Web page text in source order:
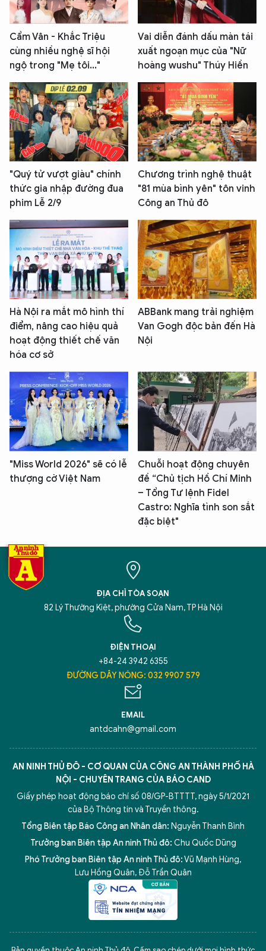
Cẩm Vân - Khắc Triệu
cùng nhiều nghệ sĩ hội
ngộ trong "Mẹ tôi..."
Vai diễn đánh dấu màn tái
xuất ngoạn mục của "Nữ
hoàng wushu" Thúy Hiền
"Quý tử vượt giàu" chính
thức gia nhập đường đua
phim Lễ 2/9
Chương trình nghệ thuật
"81 mùa bình yên" tôn vinh
Công an Thủ đô
Hà Nội ra mắt mô hình thí
điểm, nâng cao hiệu quả
hoạt động thiết chế văn
hóa cơ sở
ABBank mang trải nghiệm
Van Gogh độc bản đến Hà
Nội
"Miss World 2026" sẽ có lễ
thượng cờ Việt Nam
Chuỗi hoạt động chuyên
đề “Chủ tịch Hồ Chí Minh
– Tổng Tư lệnh Fidel
Castro: Nghĩa tình son sắt
đặc biệt"
ĐỊA CHỈ TÒA SOẠN
82 Lý Thường Kiệt, phường Cửa Nam, TP Hà Nội
ĐIỆN THOẠI
+84-24 3942 6355
ĐƯỜNG DÂY NÓNG: 032 9907 579
EMAIL
antdcahn@gmail.com
AN NINH THỦ ĐÔ - CƠ QUAN CỦA CÔNG AN THÀNH PHỐ HÀ
NỘI - CHUYÊN TRANG CỦA BÁO CAND
Giấy phép hoạt động báo chí số 08/GP-BTTTT, ngày 5/1/2021
của Bộ Thông tin và Truyền thông.
Tổng Biên tập Báo Công an Nhân dân: Nguyễn Thanh Bình
Trưởng ban Biên tập An ninh Thủ đô: Chu Quốc Dũng
Phó Trưởng ban Biên tập An ninh Thủ đô:Vũ Mạnh Hùng,
Lưu Hồng Quân, Đỗ Trần Quân
5 điểm nghẽn của Hà Nội giải pháp xử lý điểm nghẽn của